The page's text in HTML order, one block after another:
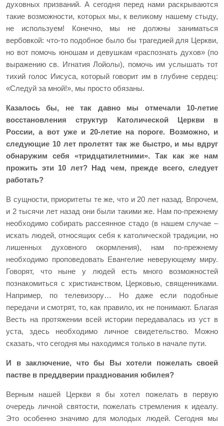
духовных призваний. А сегодня перед нами раскрываются
такие возможности, которых мы, к великому нашему стыду,
не используем! Конечно, мы не должны заниматься
вербовкой: что-то подобное было бы трагедией для Церкви,
но вот помочь юношам и девушкам «распознать духов» (по
выражению св. Игнатия Лойолы), помочь им услышать тот
тихий голос Иисуса, который говорит им в глубине сердец:
«Следуй за мной!», мы просто обязаны.
Казалось бы, не так давно мы отмечали 10-летие
восстановления структур Католической Церкви в
России, а вот уже и 20-летие на пороге. Возможно, и
следующие 10 лет пролетят так же быстро, и мы вдруг
обнаружим себя «тридцатилетними». Так как же нам
прожить эти 10 лет? Над чем, прежде всего, следует
работать?
В сущности, приоритеты те же, что и 20 лет назад. Впрочем,
и 2 тысячи лет назад они были такими же. Нам по-прежнему
необходимо собирать рассеянное стадо (в нашем случае –
искать людей, относящих себя к католической традиции, но
лишенных духовного окормления), нам по-прежнему
необходимо проповедовать Евангелие неверующему миру.
Говорят, что ныне у людей есть много возможностей
познакомиться с христианством, Церковью, священниками.
Например, по телевизору… Но даже если подобные
передачи и смотрят, то, как правило, их не понимают. Благая
Весть на протяжении всей истории передавалась из уст в
уста, здесь необходимо личное свидетельство. Можно
сказать, что сегодня мы находимся только в начале пути.
И в заключение, что бы Вы хотели пожелать своей
пастве в преддверии празднования юбилея?
Верным нашей Церкви я бы хотел пожелать в первую
очередь личной святости, пожелать стремления к идеалу.
Это особенно значимо для молодых людей. Сегодня мы